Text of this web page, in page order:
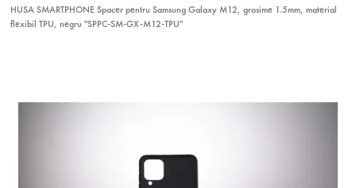
HUSA SMARTPHONE Spacer pentru Samsung Galaxy M12, grosime 1.5mm, material
flexibil TPU, negru "SPPC-SM-GX-M12-TPU"